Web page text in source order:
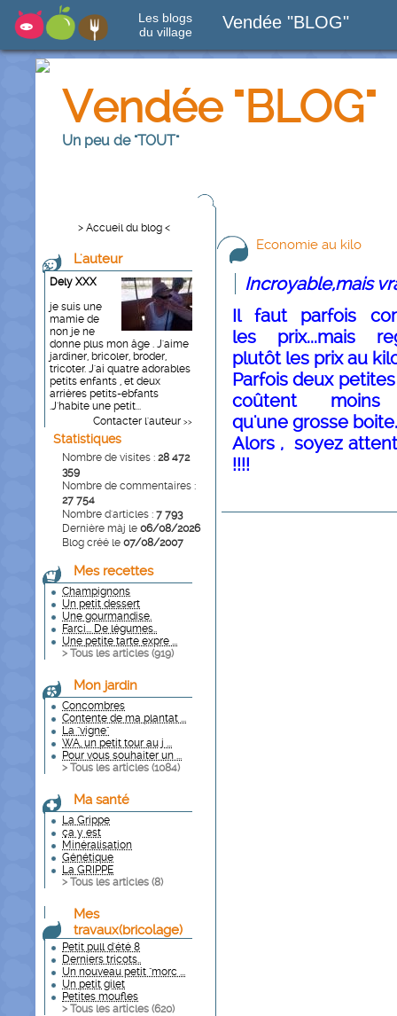
Les blogs
du village
Vendée "BLOG"
Vendée "BLOG"
Un peu de "TOUT"
> Accueil du blog <
L'auteur
Dely XXX
je suis une
mamie de
non je ne
donne plus mon âge . J'aime
jardiner, bricoler, broder,
tricoter. J'ai quatre adorables
petits enfants , et deux
arrières petits-ebfants
.J'habite une petit...
Contacter l'auteur >>
Statistiques
Nombre de visites : 28 472
359
Nombre de commentaires :
27 754
Nombre d'articles : 7 793
Dernière màj le 06/08/2026
Blog créé le 07/08/2007
Mes recettes
Champignons
Un petit dessert
Une gourmandise.
Farci... De légumes..
Une petite tarte expre ...
> Tous les articles (919)
Mon jardin
Concombres
Contente de ma plantat ...
La "vigne"
WA, un petit tour au j ...
Pour vous souhaiter un ...
> Tous les articles (1084)
Ma santé
La Grippe
ça y est
Minéralisation
Génétique
La GRIPPE
> Tous les articles (8)
Mes
travaux(bricolage)
Petit pull d'été 8
Derniers tricots..
Un nouveau petit "morc ...
Un petit gilet
Petites moufles
> Tous les articles (620)
Economie au kilo
Incroyable,mais
Il faut parfois
les prix...mais
plutôt les prix au
Parfois deux
coûtent
qu'une grosse
Alors , soyez
!!!!